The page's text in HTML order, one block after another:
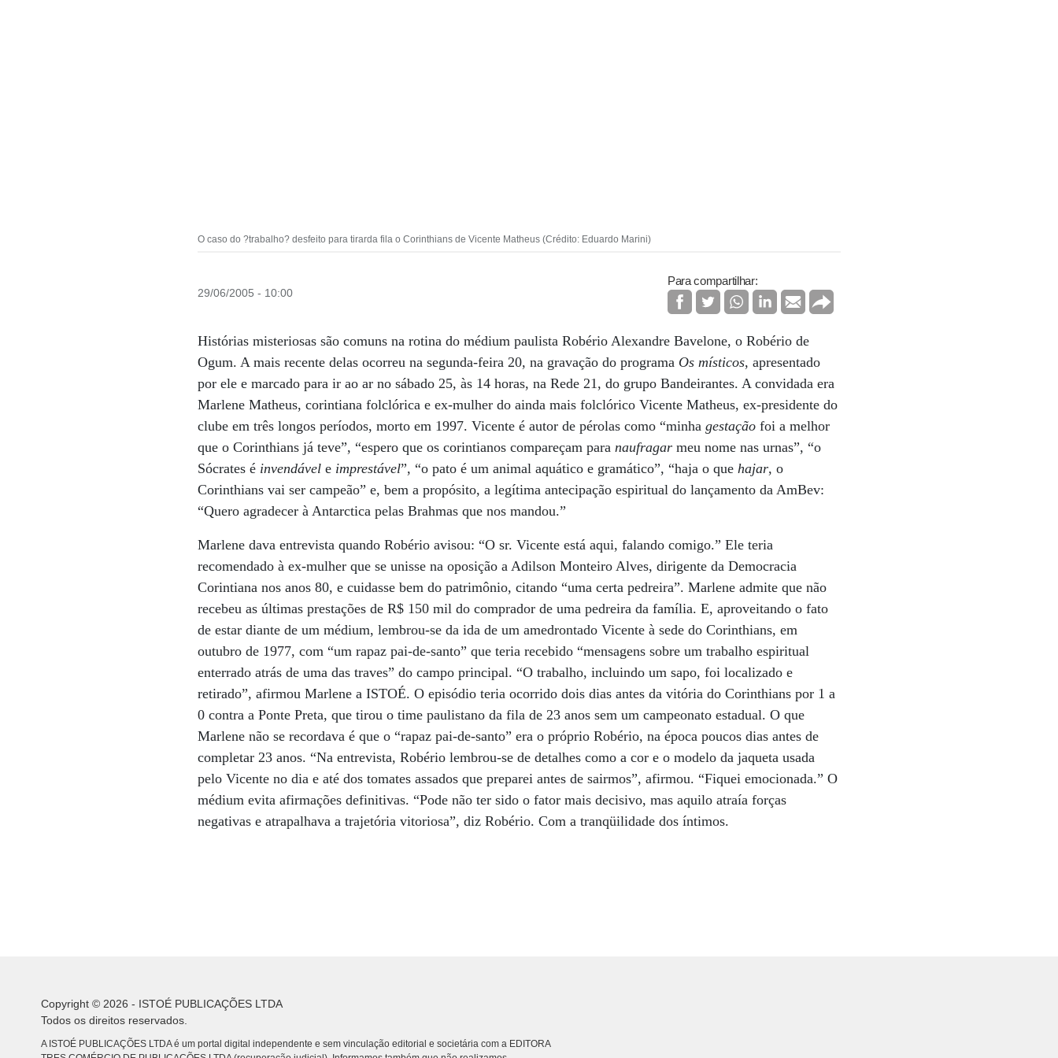
O caso do ?trabalho? desfeito para tirarda fila o Corinthians de Vicente Matheus (Crédito: Eduardo Marini)
29/06/2005 - 10:00
Para compartilhar:
Histórias misteriosas são comuns na rotina do médium paulista Robério Alexandre Bavelone, o Robério de
Ogum. A mais recente delas ocorreu na segunda-feira 20, na gravação do programa Os místicos, apresentado
por ele e marcado para ir ao ar no sábado 25, às 14 horas, na Rede 21, do grupo Bandeirantes. A convidada era
Marlene Matheus, corintiana folclórica e ex-mulher do ainda mais folclórico Vicente Matheus, ex-presidente do
clube em três longos períodos, morto em 1997. Vicente é autor de pérolas como “minhagestação foi a melhor
que o Corinthians já teve”, “espero que os corintianos compareçam paranaufragar meu nome nas urnas”, “o
Sócrates é invendável e imprestável”, “o pato é um animal aquático e gramático”, “haja o quehajar, o
Corinthians vai ser campeão” e, bem a propósito, a legítima antecipação espiritual do lançamento da AmBev:
“Quero agradecer à Antarctica pelas Brahmas que nos mandou.”
Marlene dava entrevista quando Robério avisou: “O sr. Vicente está aqui, falando comigo.” Ele teria
recomendado à ex-mulher que se unisse na oposição a Adilson Monteiro Alves, dirigente da Democracia
Corintiana nos anos 80, e cuidasse bem do patrimônio, citando “uma certa pedreira”. Marlene admite que não
recebeu as últimas prestações de R$ 150 mil do comprador de uma pedreira da família. E, aproveitando o fato
de estar diante de um médium, lembrou-se da ida de um amedrontado Vicente à sede do Corinthians, em
outubro de 1977, com “um rapaz pai-de-santo” que teria recebido “mensagens sobre um trabalho espiritual
enterrado atrás de uma das traves” do campo principal. “O trabalho, incluindo um sapo, foi localizado e
retirado”, afirmou Marlene a ISTOÉ. O episódio teria ocorrido dois dias antes da vitória do Corinthians por 1 a
0 contra a Ponte Preta, que tirou o time paulistano da fila de 23 anos sem um campeonato estadual. O que
Marlene não se recordava é que o “rapaz pai-de-santo” era o próprio Robério, na época poucos dias antes de
completar 23 anos. “Na entrevista, Robério lembrou-se de detalhes como a cor e o modelo da jaqueta usada
pelo Vicente no dia e até dos tomates assados que preparei antes de sairmos”, afirmou. “Fiquei emocionada.” O
médium evita afirmações definitivas. “Pode não ter sido o fator mais decisivo, mas aquilo atraía forças
negativas e atrapalhava a trajetória vitoriosa”, diz Robério. Com a tranqüilidade dos íntimos.
Copyright © 2026 - ISTOÉ PUBLICAÇÕES LTDA
Todos os direitos reservados.
A ISTOÉ PUBLICAÇÕES LTDA é um portal digital independente e sem vinculação editorial e societária com a EDITORA